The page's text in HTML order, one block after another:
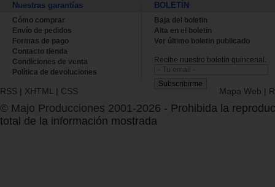
Nuestras garantías
Cómo comprar
Envío de pedidos
Formas de pago
Contacto tienda
Condiciones de venta
Política de devoluciones
BOLETÍN
Baja del boletin
Alta en el boletin
Ver último boletin publicado
Recibe nuestro boletín quincenal.
RSS | XHTML | CSS Mapa Web |
© Majo Producciones 2001-2026 - Prohibida la
total de la información mostrada